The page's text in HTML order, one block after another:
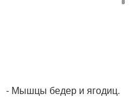
- Мышцы бедер и ягодиц.